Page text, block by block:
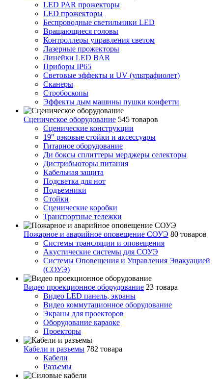
LED PAR прожекторы
LED прожекторы
Беспроводные светильники LED
Вращающиеся головы
Контроллеры управления светом
Лазерные прожекторы
Линейки LED BAR
Приборы IP65
Световые эффекты и UV (ультрафиолет)
Сканеры
Стробоскопы
Эффекты дым машины пушки конфетти
Сценическое оборудование 545 товаров
Сценические конструкции
19" рэковые стойки и аксесcуары
Гитарное оборудование
Ди боксы сплиттеры мерджеры селекторы
Дистрибьюторы питания
Кабельная защита
Подсветка для нот
Подъемники
Стойки
Сценические коробки
Транспортные тележки
Пожарное и аварийное оповещение СОУЭ 80 товаров
Cистемы трансляции и оповещения
Акустические системы для СОУЭ
Системы Оповещения и Управления Эвакуацией
(СОУЭ)
Видео проекционное оборудование 23 товара
Видео LED панель, экраны
Видео коммутационное оборудование
Экраны для проекторов
Оборудование караоке
Проекторы
Кабели и разъемы 782 товара
Кабели
Разъемы